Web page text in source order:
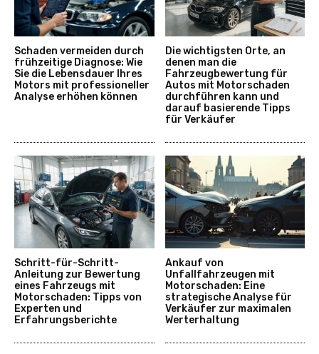
Schaden vermeiden durch
frühzeitige Diagnose: Wie
Sie die Lebensdauer Ihres
Motors mit professioneller
Analyse erhöhen können
Die wichtigsten Orte, an
denen man die
Fahrzeugbewertung für
Autos mit Motorschaden
durchführen kann und
darauf basierende Tipps
für Verkäufer
Schritt-für-Schritt-
Anleitung zur Bewertung
eines Fahrzeugs mit
Motorschaden: Tipps von
Experten und
Erfahrungsberichte
Ankauf von
Unfallfahrzeugen mit
Motorschaden: Eine
strategische Analyse für
Verkäufer zur maximalen
Werterhaltung